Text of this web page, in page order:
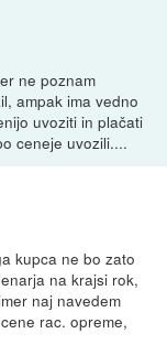
ne poznam
ampak ima vedno
uvoziti in plačati
ceneje uvozili....
kupca ne bo zato
na krajsi rok,
naj navedem
rac. opreme,